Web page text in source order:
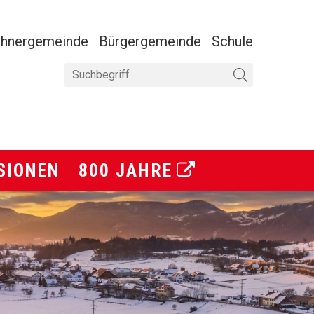
Suchbegriff
Suche starten
Bürgergemeinde Schule
800 JAHRE